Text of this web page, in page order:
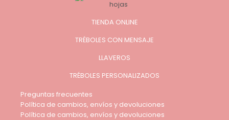
TIENDA ONLINE
TRÉBOLES CON MENSAJE
LLAVEROS
TRÉBOLES PERSONALIZADOS
Preguntas frecuentes
Política de cambios, envíos y devoluciones
Política de cambios, envíos y devoluciones